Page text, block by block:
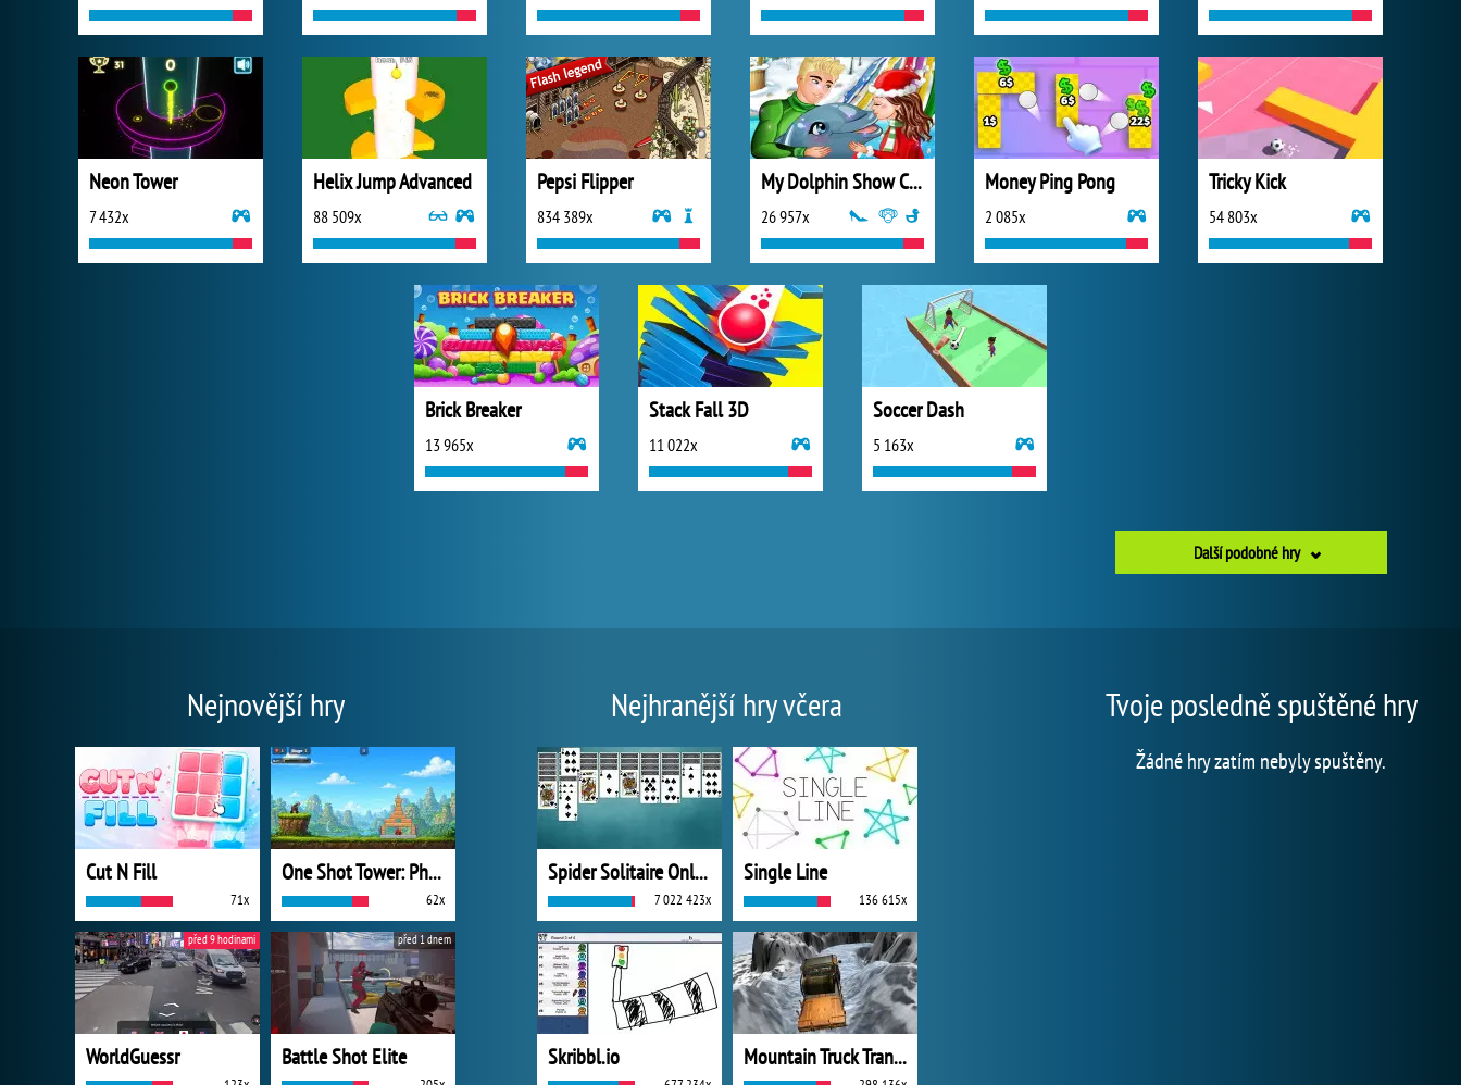
Neon Tower
7 432x
Helix Jump Advanced
88 509x
Pepsi Flipper
834 389x
My Dolphin Show Christmas
26 957x
Money Ping Pong
2 085x
Tricky Kick
54 803x
Brick Breaker
13 965x
Stack Fall 3D
11 022x
Soccer Dash
5 163x
Další podobné hry
Nejnovější hry
Cut N Fill
71x
One Shot Tower: Physics Destroyer
62x
WorldGuessr
před 9 hodinami
Battle Shot Elite
před 1 dnem
Nejhranější hry včera
Spider Solitaire Online
7 022 423x
Single Line
136 615x
Skribbl.io Mountain Truck Transport
Tvoje posledně spuštěné hry
Žádné hry zatím nebyly spuštěny.